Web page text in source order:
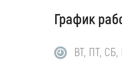
График
ВТ, ПТ, СБ,